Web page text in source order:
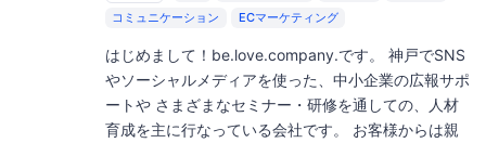
コミュニケーション
ECマーケティング
はじめまして！be.love.company.です。 神戸でSNS
やソーシャルメディアを使った、中小企業の広報サポ
ートや さまざまなセミナー・研修を通しての、人材
育成を主に行なっている会社です。 お客様からは親